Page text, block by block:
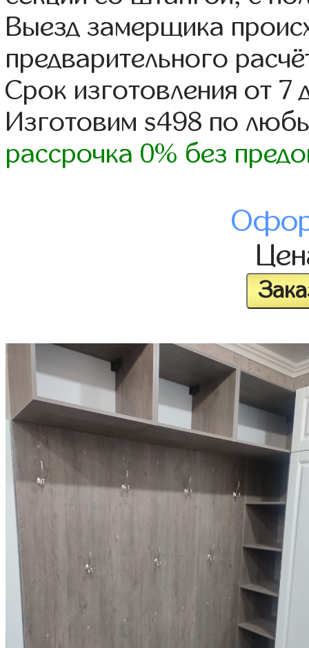
Выезд замерщика
предварительного
Срок изготовления от 7
Изготовим s498 по
рассрочка 0% без